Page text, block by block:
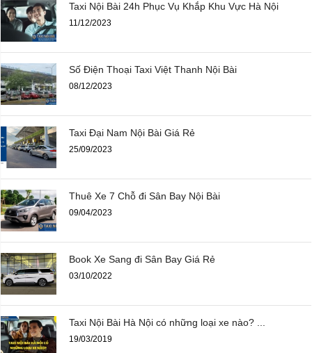
Taxi Nội Bài 24h Phục Vụ Khắp Khu Vực Hà Nội
11/12/2023
Số Điện Thoại Taxi Việt Thanh Nội Bài
08/12/2023
Taxi Đại Nam Nội Bài Giá Rẻ
25/09/2023
Thuê Xe 7 Chỗ đi Sân Bay Nội Bài
09/04/2023
Book Xe Sang đi Sân Bay Giá Rẻ
03/10/2022
Taxi Nội Bài Hà Nội có những loại xe nào? ...
19/03/2019